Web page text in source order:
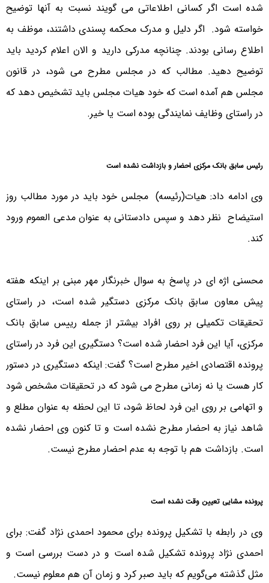
شده است اگر کسانی اطلاعاتی می گویند نسبت به آنها توضیح
خواسته شود. اگر دلیل و مدرک محکمه پسندی داشتند، موظف به
اطلاع رسانی بودند. چنانچه مدرکی دارید و الان اعلام کردید باید
توضیح دهید. مطالب که در مجلس مطرح می شود، در قانون
مجلس هم آمده است که خود هیات مجلس باید تشخیص دهد که
در راستای وظایف نمایندگی بوده است یا خیر.
رئیس سابق بانک مرکزی احضار و بازداشت نشده است
وی ادامه داد: هیات(رئیسه) مجلس خود باید در مورد مطالب روز
استیضاح نظر دهد و سپس دادستانی به عنوان مدعی العموم ورود
کند.
محسنی اژه ای در پاسخ به سوال خبرنگار مهر مبنی بر اینکه هفته
پیش معاون سابق بانک مرکزی دستگیر شده است، در راستای
تحقیقات تکمیلی بر روی افراد بیشتر از جمله رییس سابق بانک
مرکزی، آیا این فرد احضار شده است؟ دستگیری این فرد در راستای
پرونده اقتصادی اخیر مطرح است؟ گفت: اینکه دستگیری در دستور
کار هست یا نه زمانی مطرح می شود که در تحقیقات مشخص شود
و اتهامی بر روی این فرد لحاظ شود، تا این لحظه به عنوان مطلع و
شاهد نیاز به احضار مطرح نشده است و تا کنون وی احضار نشده
است. بازداشت هم با توجه به عدم احضار مطرح نیست.
پرونده مشایی تعیین وقت نشده است
وی در رابطه با تشکیل پرونده برای محمود احمدی نژاد گفت: برای
احمدی نژاد پرونده تشکیل شده است و در دست بررسی است و
مثل گذشته می‌گویم که باید صبر کرد و زمان آن هم معلوم نیست.